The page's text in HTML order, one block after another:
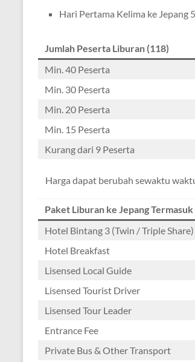
Hari Pertama Kelima ke Jepang
Jumlah Peserta Liburan (118)
Min. 40 Peserta
Min. 30 Peserta
Min. 20 Peserta
Min. 15 Peserta
Kurang dari 9 Peserta
Harga dapat berubah sewaktu
Paket Liburan ke Jepang Termasuk
Hotel Bintang 3 (Twin / Triple Share)
Hotel Breakfast
Lisensed Local Guide
Lisensed Tourist Driver
Lisensed Tour Leader
Entrance Fee
Private Bus & Other Transport